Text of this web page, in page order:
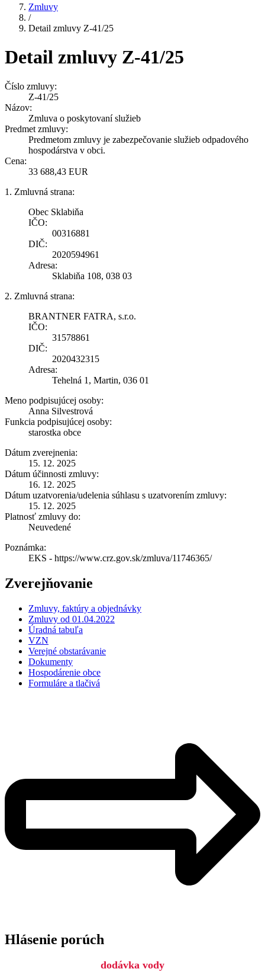
Zmluvy
/
Detail zmluvy Z-41/25
Detail zmluvy Z-41/25
Číslo zmluvy:
Z-41/25
Názov:
Zmluva o poskytovaní služieb
Predmet zmluvy:
Predmetom zmluvy je zabezpečovanie služieb odpadového
hospodárstva v obci.
Cena:
33 688,43 EUR
1. Zmluvná strana:
Obec Sklabiňa
IČO:
00316881
DIČ:
2020594961
Adresa:
Sklabiňa 108, 038 03
2. Zmluvná strana:
BRANTNER FATRA, s.r.o.
IČO:
31578861
DIČ:
2020432315
Adresa:
Tehelná 1, Martin, 036 01
Meno podpisujúcej osoby:
Anna Silvestrová
Funkcia podpisujúcej osoby:
starostka obce
Dátum zverejnenia:
15. 12. 2025
Dátum účinnosti zmluvy:
16. 12. 2025
Dátum uzatvorenia/udelenia súhlasu s uzatvorením zmluvy:
15. 12. 2025
Platnosť zmluvy do:
Neuvedené
Poznámka:
EKS - https://www.crz.gov.sk/zmluva/11746365/
Zverejňovanie
Zmluvy, faktúry a objednávky
Zmluvy od 01.04.2022
Úradná tabuľa
VZN
Verejné obstarávanie
Dokumenty
Hospodárenie obce
Formuláre a tlačivá
Hlásenie porúch
dodávka vody